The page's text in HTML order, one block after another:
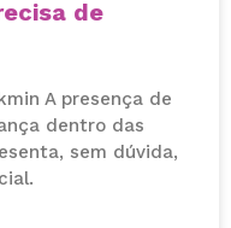
de
A presença de
dentro das
sem dúvida,